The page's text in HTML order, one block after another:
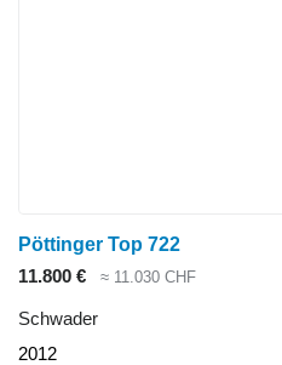
Pöttinger Top 722
11.800 €
≈ 11.030 CHF
Schwader
2012